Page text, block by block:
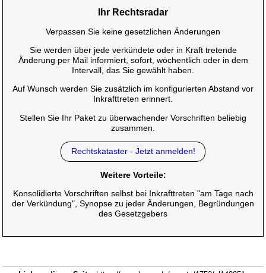
Ihr Rechtsradar
Verpassen Sie keine gesetzlichen Änderungen
Sie werden über jede verkündete oder in Kraft tretende
Änderung per Mail informiert, sofort, wöchentlich oder in dem
Intervall, das Sie gewählt haben.
Auf Wunsch werden Sie zusätzlich im konfigurierten Abstand vor
Inkrafttreten erinnert.
Stellen Sie Ihr Paket zu überwachender Vorschriften beliebig
zusammen.
Rechtskataster - Jetzt anmelden!
Weitere Vorteile:
Konsolidierte Vorschriften selbst bei Inkrafttreten "am Tage nach
der Verkündung", Synopse zu jeder Änderungen, Begründungen
des Gesetzgebers